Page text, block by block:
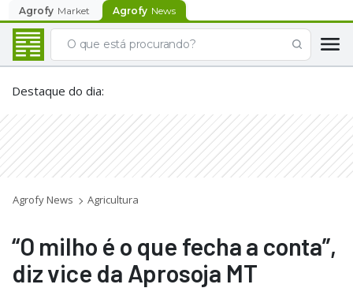
Agrofy Market Agrofy News
Destaque do dia:
Agrofy News Agricultura
“O milho é o que fecha a conta”,
diz vice da Aprosoja MT